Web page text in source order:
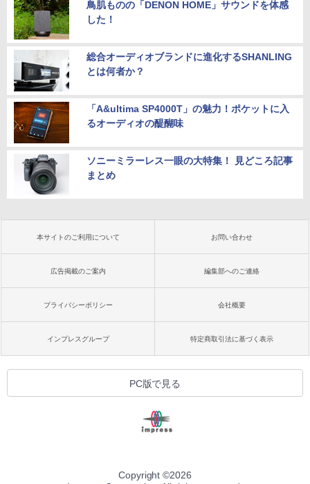
鳥肌ものの「DENON HOME」サウンドを体感
した！
総合オーディオブランドに進化するSHANLING
とは何者か？
「A&ultima SP4000T」の魅力！ポケットに入
るオーディオの醍醐味
ソニーミラーレス一眼の大特集！ 見どころ記事
まとめ
本サイトのご利用について お問い合わせ
広告掲載のご案内 編集部へのご連絡
プライバシーポリシー 会社概要
インプレスグループ 特定商取引法に基づく表示
PC版で見る
Copyright ©2026